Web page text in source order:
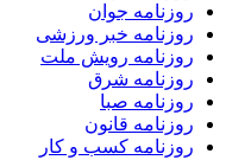
روزنامه جوان
روزنامه خبر ورزشى
روزنامه رویش ملت
روزنامه شرق
روزنامه صبا
روزنامه قانون
روزنامه كسب و كار